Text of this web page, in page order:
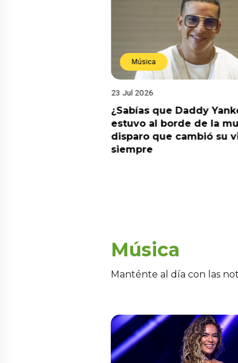
Música
23 Jul 2026
¿Sabías que Daddy
estuvo al borde de la
disparo que cambió su
siempre
Música
Manténte al día con las